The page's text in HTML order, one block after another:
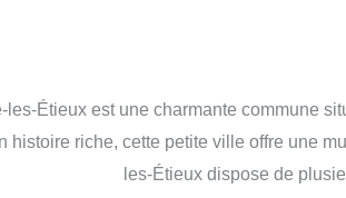
les-Étieux est une charmante commune
histoire riche, cette petite ville offre une
les-Étieux dispose de